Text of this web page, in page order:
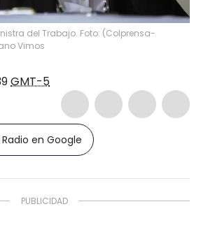
del Trabajo. Foto: (Colprensa-
Vimos
GMT-5
en Google